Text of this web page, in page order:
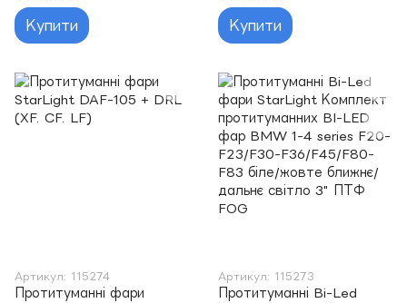
DRL (Renault. Citroen.
Ford. Mitsubishi. Peugeot.
Subaru)
Купити
DRL+поворот (Renault.
Citroen. Ford. Mitsubishi.
Peugeot. Subaru)
Купити
Артикул: 115274
Протитуманні фари
Артикул: 115273
Протитуманні Bi-Led